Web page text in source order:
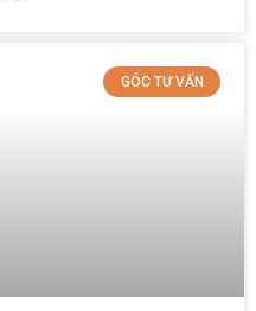
GÓC TƯ VẤN